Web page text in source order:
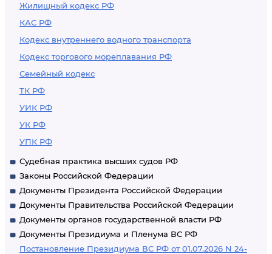
Жилищный кодекс РФ
КАС РФ
Кодекс внутреннего водного транспорта
Кодекс торгового мореплавания РФ
Семейный кодекс
ТК РФ
УИК РФ
УК РФ
УПК РФ
Судебная практика высших судов РФ
Законы Российской Федерации
Документы Президента Российской Федерации
Документы Правительства Российской Федерации
Документы органов государственной власти РФ
Документы Президиума и Пленума ВС РФ
Постановление Президиума ВС РФ от 01.07.2026 N 24-